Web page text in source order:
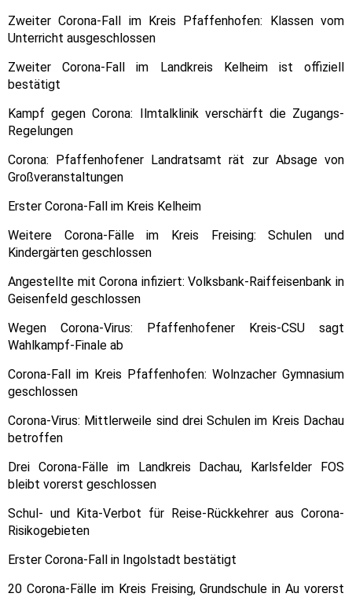
Zweiter Corona-Fall im Kreis Pfaffenhofen: Klassen vom
Unterricht ausgeschlossen
Zweiter Corona-Fall im Landkreis Kelheim ist offiziell
bestätigt
Kampf gegen Corona: Ilmtalklinik verschärft die Zugangs-
Regelungen
Corona: Pfaffenhofener Landratsamt rät zur Absage von
Großveranstaltungen
Erster Corona-Fall im Kreis Kelheim
Weitere Corona-Fälle im Kreis Freising: Schulen und
Kindergärten geschlossen
Angestellte mit Corona infiziert: Volksbank-Raiffeisenbank in
Geisenfeld geschlossen
Wegen Corona-Virus: Pfaffenhofener Kreis-CSU sagt
Wahlkampf-Finale ab
Corona-Fall im Kreis Pfaffenhofen: Wolnzacher Gymnasium
geschlossen
Corona-Virus: Mittlerweile sind drei Schulen im Kreis Dachau
betroffen
Drei Corona-Fälle im Landkreis Dachau, Karlsfelder FOS
bleibt vorerst geschlossen
Schul- und Kita-Verbot für Reise-Rückkehrer aus Corona-
Risikogebieten
Erster Corona-Fall in Ingolstadt bestätigt
20 Corona-Fälle im Kreis Freising, Grundschule in Au vorerst